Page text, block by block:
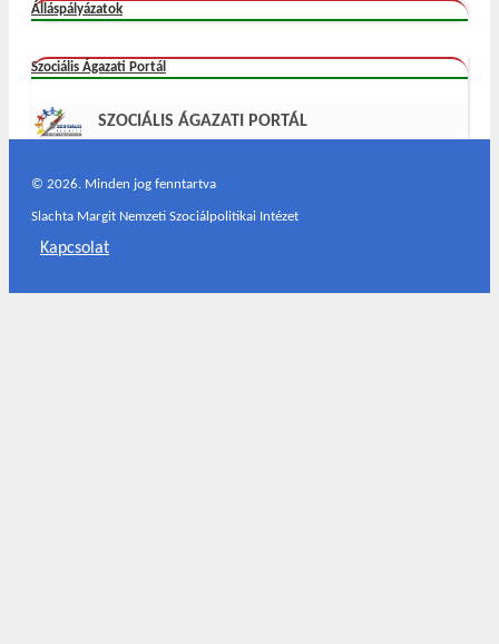
Álláspályázatok
Szociális Ágazati Portál
SZOCIÁLIS ÁGAZATI PORTÁL
© 2026. Minden jog fenntartva
Slachta Margit Nemzeti Szociálpolitikai Intézet
Kapcsolat